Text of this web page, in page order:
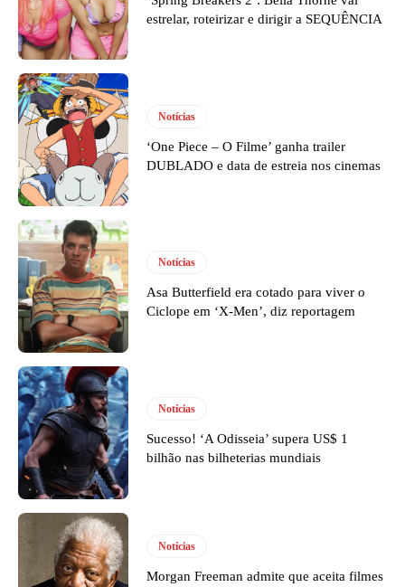
estrelar, roteirizar e dirigir a SEQUÊNCIA
Notícias
‘One Piece – O Filme’ ganha trailer
DUBLADO e data de estreia nos cinemas
Notícias
Asa Butterfield era cotado para viver o
Ciclope em ‘X-Men’, diz reportagem
Notícias
Sucesso! ‘A Odisseia’ supera US$ 1
bilhão nas bilheterias mundiais
Notícias
Morgan Freeman admite que aceita filmes